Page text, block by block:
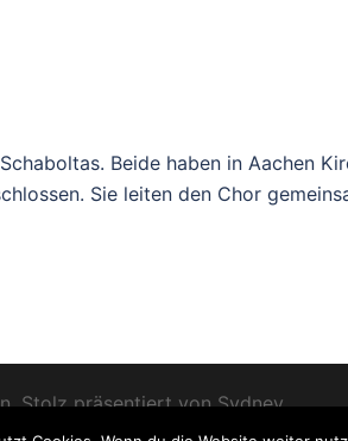
Beide haben in Aachen
Sie leiten den Chor
Stolz präsentiert vonSydney